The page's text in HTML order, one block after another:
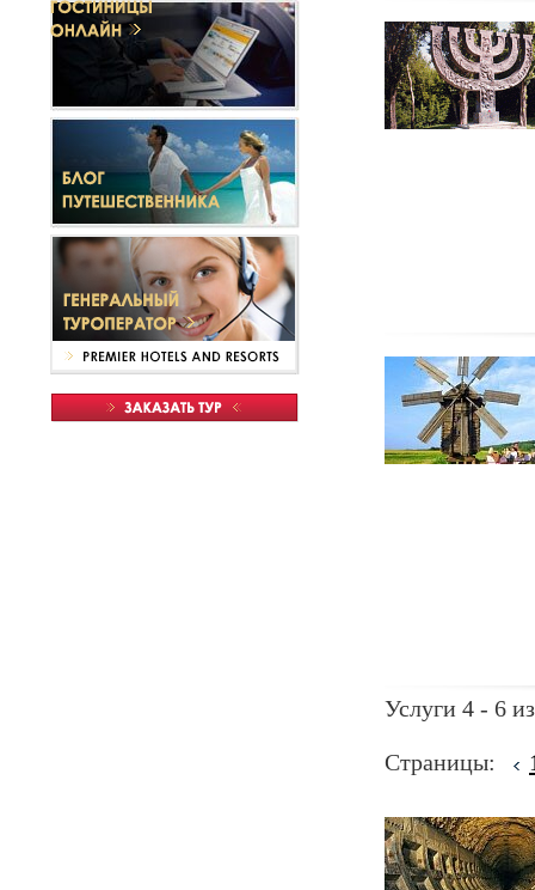
Услуги 4 - 6
Страницы: